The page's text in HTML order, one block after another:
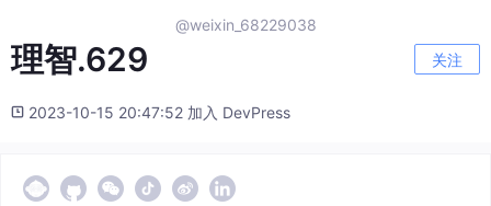
@weixin_68229038
理智.629 关注
2023-10-15 20:47:52 加入 DevPress